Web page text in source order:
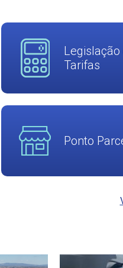
Legislação
Tarifas
Ponto